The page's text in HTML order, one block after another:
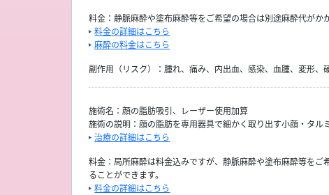
料金：静脈麻酔や塗布麻酔等をご希望の場合は別途麻酔代がかか
料金の詳細はこちら
麻酔の料金はこちら
副作用（リスク）：腫れ、痛み、内出血、感染、血腫、変形
施術名：顔の脂肪吸引、レーザー使用加算
施術の説明：顔の脂肪を専用器具で細かく取り出す小顔・タル
治療の詳細はこちら
料金：局所麻酔は料金込みですが、静脈麻酔や塗布麻酔等を
ることができます。
料金の詳細はこちら